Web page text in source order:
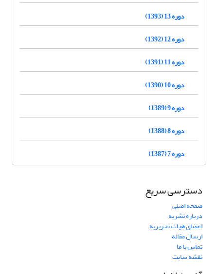
دوره 13 (1393)
دوره 12 (1392)
دوره 11 (1391)
دوره 10 (1390)
دوره 9 (1389)
دوره 8 (1388)
دوره 7 (1387)
دسترسی سریع
صفحه اصلی
درباره نشریه
اعضای هیات تحریریه
ارسال مقاله
تماس با ما
نقشه سایت